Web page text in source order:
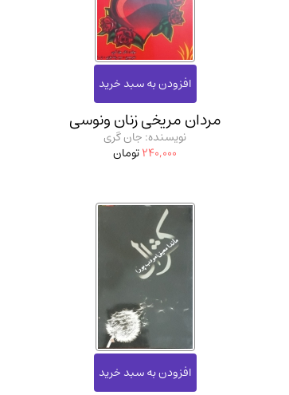
استخدامی و کاریابی دولتی و خصوصی.سوالـات و آزمونها
دانشگاه پیامـ نور(10)
مردان مریخی زنان ونوسی
نویسنده: جان گری
240,000تومان